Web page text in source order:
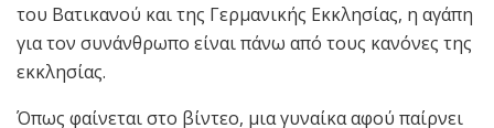
του Βατικανού και της Γερμανικής Εκκλησίας, η αγάπη
για τον συνάνθρωπο είναι πάνω από τους κανόνες της
εκκλησίας.
Όπως φαίνεται στο βίντεο, μια γυναίκα αφού παίρνει